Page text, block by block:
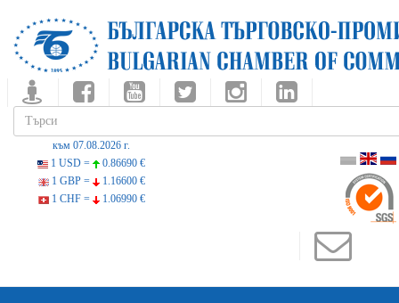
към 07.08.2026 г.
1 USD =
0.86690 €
1 GBP =
1.16600 €
1 CHF =
1.06990 €